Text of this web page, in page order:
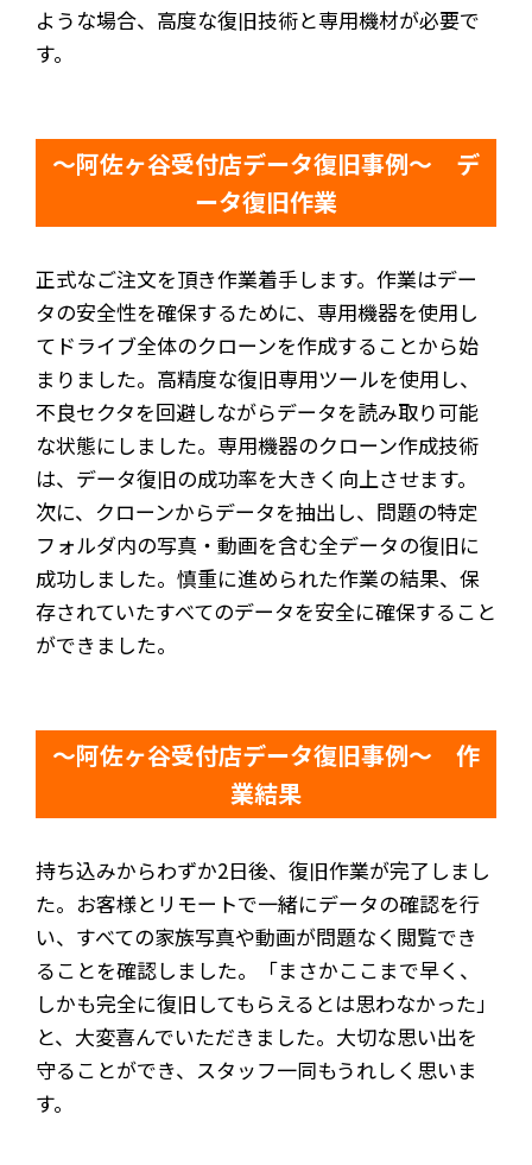
ような場合、高度な復旧技術と専用機材が必要で
す。
～阿佐ヶ谷受付店データ復旧事例～ デ
ータ復旧作業
正式なご注文を頂き作業着手します。作業はデー
タの安全性を確保するために、専用機器を使用し
てドライブ全体のクローンを作成することから始
まりました。高精度な復旧専用ツールを使用し、
不良セクタを回避しながらデータを読み取り可能
な状態にしました。専用機器のクローン作成技術
は、データ復旧の成功率を大きく向上させます。
次に、クローンからデータを抽出し、問題の特定
フォルダ内の写真・動画を含む全データの復旧に
成功しました。慎重に進められた作業の結果、保
存されていたすべてのデータを安全に確保すること
ができました。
～阿佐ヶ谷受付店データ復旧事例～ 作
業結果
持ち込みからわずか2日後、復旧作業が完了しまし
た。お客様とリモートで一緒にデータの確認を行
い、すべての家族写真や動画が問題なく閲覧でき
ることを確認しました。「まさかここまで早く、
しかも完全に復旧してもらえるとは思わなかった」
と、大変喜んでいただきました。大切な思い出を
守ることができ、スタッフ一同もうれしく思いま
す。